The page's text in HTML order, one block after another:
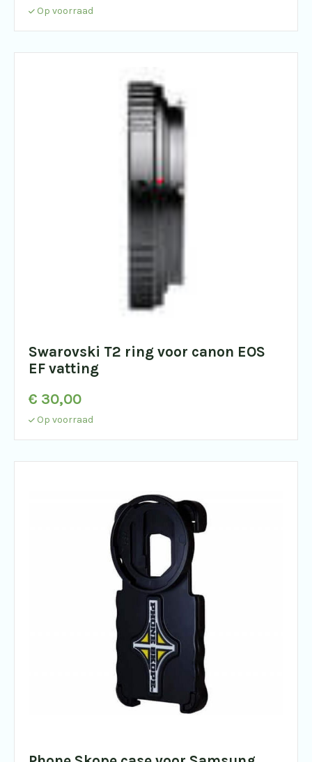
Op voorraad
Swarovski T2 ring voor canon EOS
EF vatting
€ 30,00
Op voorraad